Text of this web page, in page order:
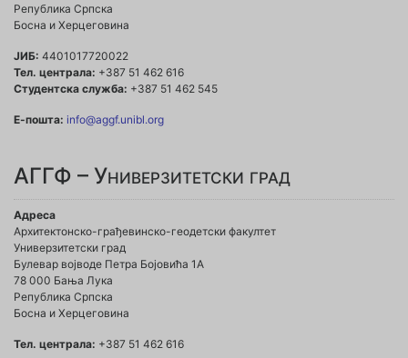
Република Српска
Босна и Херцеговина
ЈИБ: 4401017720022
Тел. централа: +387 51 462 616
Студентска служба: +387 51 462 545
Е-пошта: info@aggf.unibl.org
АГГФ – Универзитетски град
Адреса
Архитектонско-грађевинско-геодетски факултет
Универзитетски град
Булевар војводе Петра Бојовића 1A
78 000 Бања Лука
Република Српска
Босна и Херцеговина
Тел. централа: +387 51 462 616